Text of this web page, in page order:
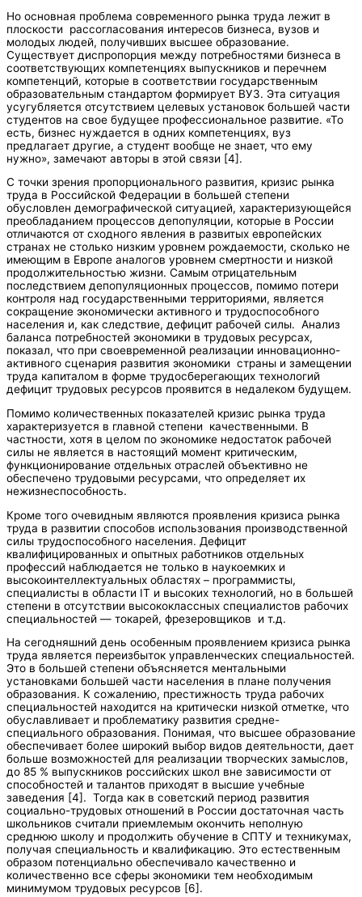
Но основная проблема современного рынка труда лежит в
плоскости рассогласования интересов бизнеса, вузов и
молодых людей, получивших высшее образование.
Существует диспропорция между потребностями бизнеса в
соответствующих компетенциях выпускников и перечнем
компетенций, которые в соответствии государственным
образовательным стандартом формирует ВУЗ. Эта ситуация
усугубляется отсутствием целевых установок большей части
студентов на свое будущее профессиональное развитие. «То
есть, бизнес нуждается в одних компетенциях, вуз
предлагает другие, а студент вообще не знает, что ему
нужно», замечают авторы в этой связи [4].
С точки зрения пропорционального развития, кризис рынка
труда в Российской Федерации в большей степени
обусловлен демографической ситуацией, характеризующейся
преобладанием процессов депопуляции, которые в России
отличаются от сходного явления в развитых европейских
странах не столько низким уровнем рождаемости, сколько не
имеющим в Европе аналогов уровнем смертности и низкой
продолжительностью жизни. Самым отрицательным
последствием депопуляционных процессов, помимо потери
контроля над государственными территориями, является
сокращение экономически активного и трудоспособного
населения и, как следствие, дефицит рабочей силы. Анализ
баланса потребностей экономики в трудовых ресурсах,
показал, что при своевременной реализации инновационно-
активного сценария развития экономики страны и замещении
труда капиталом в форме трудосберегающих технологий
дефицит трудовых ресурсов проявится в недалеком будущем.
Помимо количественных показателей кризис рынка труда
характеризуется в главной степени качественными. В
частности, хотя в целом по экономике недостаток рабочей
силы не является в настоящий момент критическим,
функционирование отдельных отраслей объективно не
обеспечено трудовыми ресурсами, что определяет их
нежизнеспособность.
Кроме того очевидным являются проявления кризиса рынка
труда в развитии способов использования производственной
силы трудоспособного населения. Дефицит
квалифицированных и опытных работников отдельных
профессий наблюдается не только в наукоемких и
высокоинтеллектуальных областях – программисты,
специалисты в области IT и высоких технологий, но в большей
степени в отсутствии высококлассных специалистов рабочих
специальностей — токарей, фрезеровщиков и т.д.
На сегодняшний день особенным проявлением кризиса рынка
труда является переизбыток управленческих специальностей.
Это в большей степени объясняется ментальными
установками большей части населения в плане получения
образования. К сожалению, престижность труда рабочих
специальностей находится на критически низкой отметке, что
обуславливает и проблематику развития средне-
специального образования. Понимая, что высшее образование
обеспечивает более широкий выбор видов деятельности, дает
больше возможностей для реализации творческих замыслов,
до 85 % выпускников российских школ вне зависимости от
способностей и талантов приходят в высшие учебные
заведения [4]. Тогда как в советский период развития
социально-трудовых отношений в России достаточная часть
школьников считали приемлемым окончить неполную
среднюю школу и продолжить обучение в СПТУ и техникумах,
получая специальность и квалификацию. Это естественным
образом потенциально обеспечивало качественно и
количественно все сферы экономики тем необходимым
минимумом трудовых ресурсов [6].